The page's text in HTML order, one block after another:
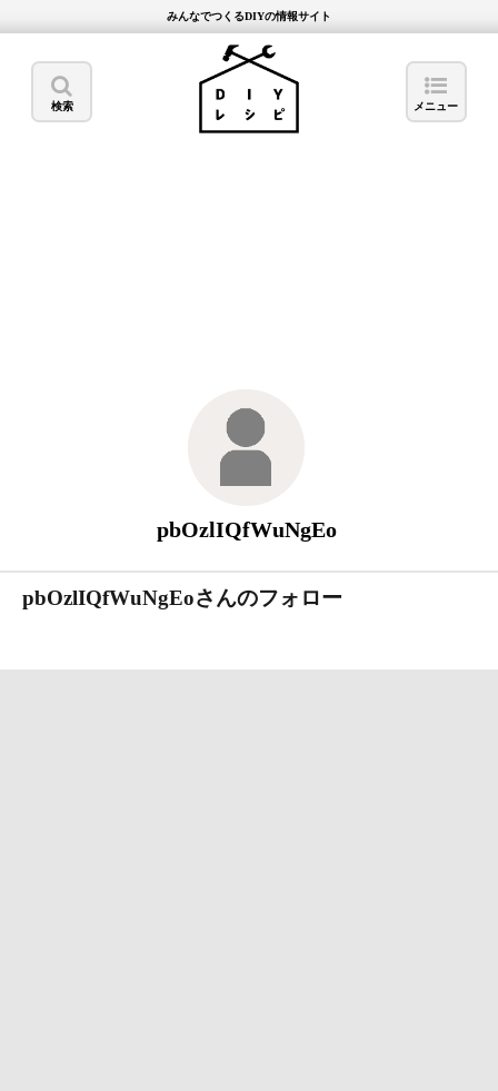
みんなでつくるDIYの情報サイト
検索 メニュー
pbOzlIQfWuNgEo
pbOzlIQfWuNgEoさんのフォロー